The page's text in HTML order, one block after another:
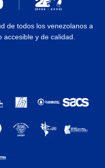
de todos los venezolanos a
y de calidad.